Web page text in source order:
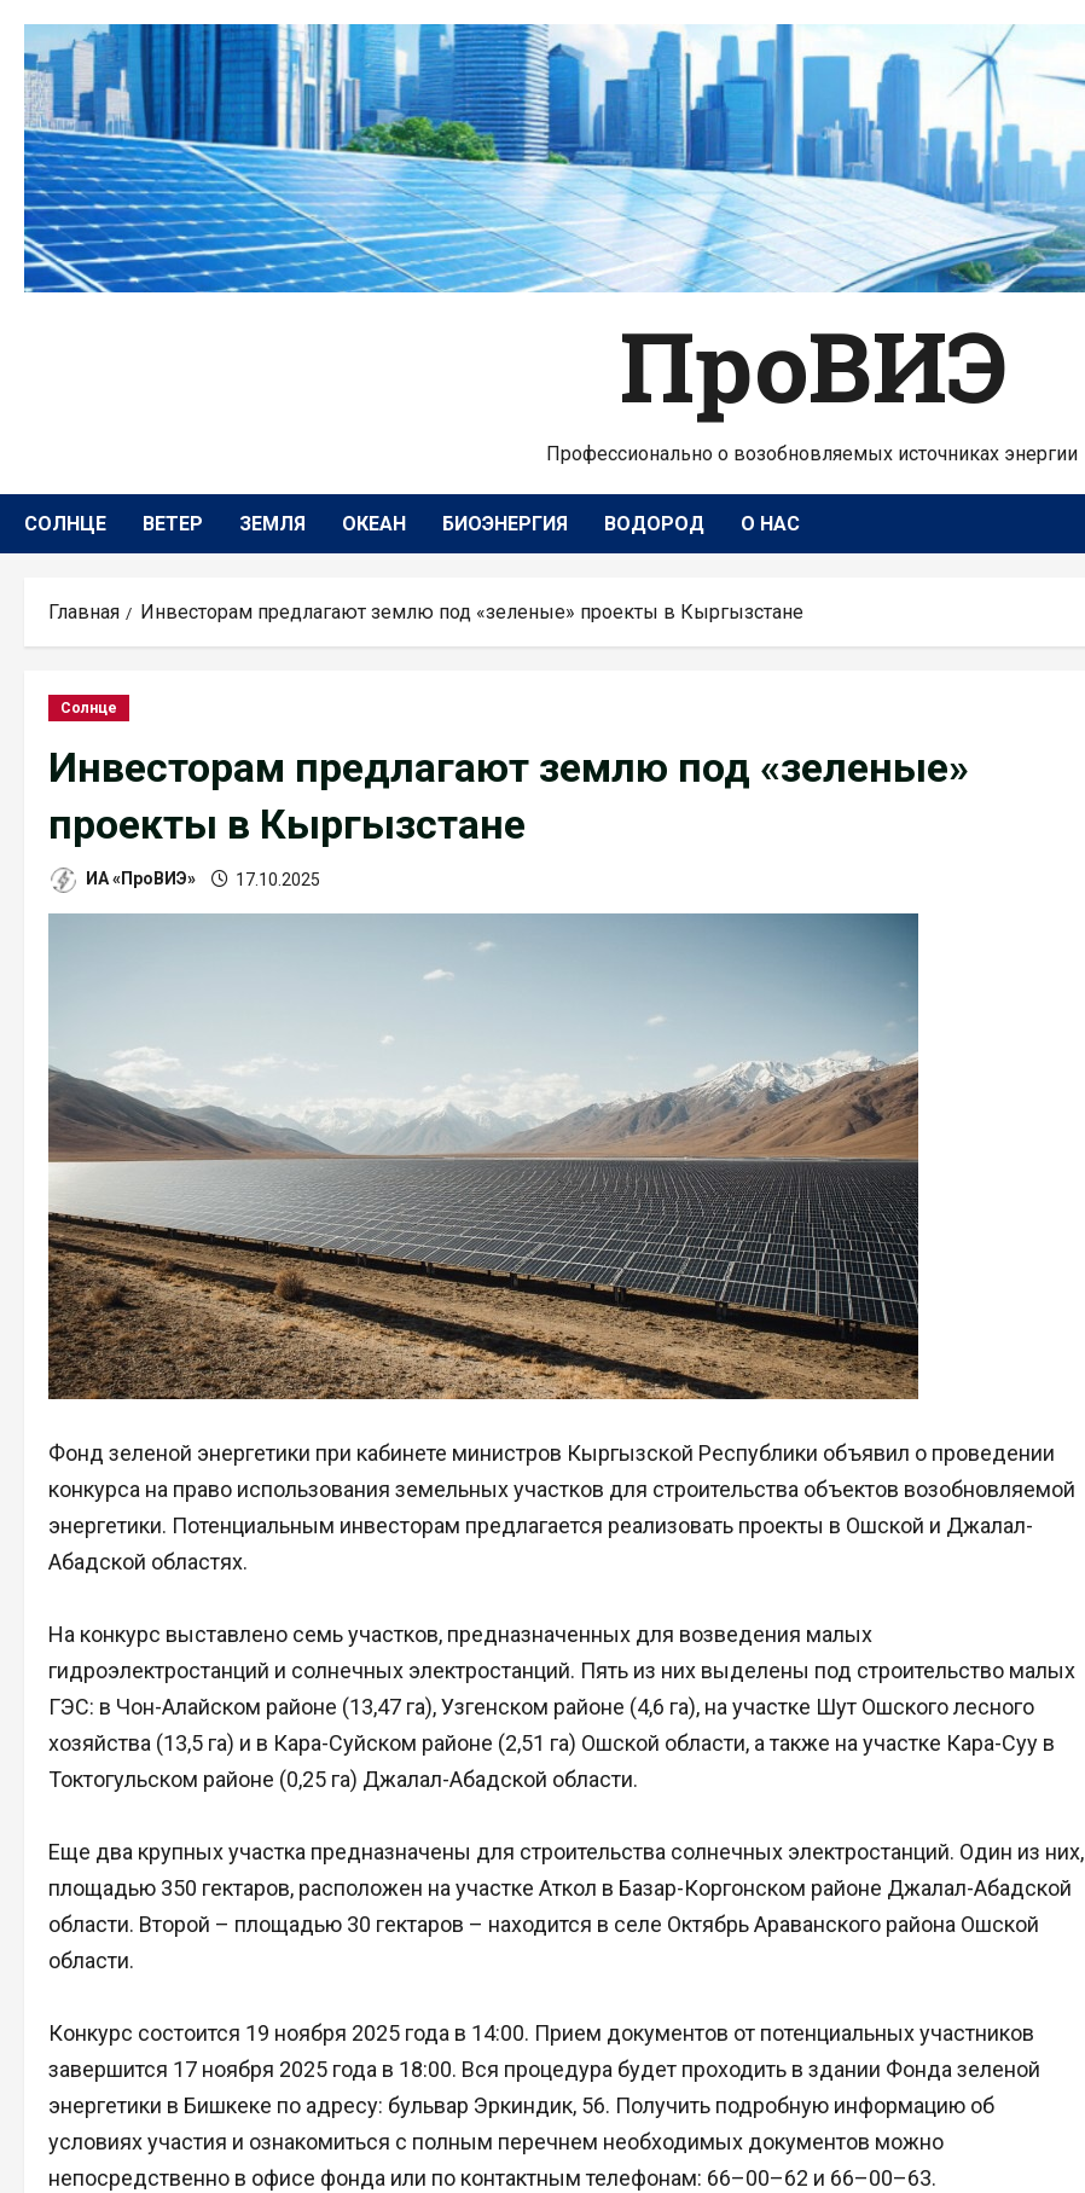
содержимому
ПроВИЭ
Профессионально о возобновляемых источниках энергии
СОЛНЦЕ ВЕТЕР ЗЕМЛЯ ОКЕАН БИОЭНЕРГИЯ ВОДОРОД О НАС
Главная Инвесторам предлагают землю под «зеленые» проекты в Кыргызстане
Солнце
Инвесторам предлагают землю под «зеленые»
проекты в Кыргызстане
ИА «ПроВИЭ» 17.10.2025
Фонд зеленой энергетики при кабинете министров Кыргызской Республики объявил о проведении
конкурса на право использования земельных участков для строительства объектов возобновляемой
энергетики. Потенциальным инвесторам предлагается реализовать проекты в Ошской и Джалал-
Абадской областях.
На конкурс выставлено семь участков, предназначенных для возведения малых
гидроэлектростанций и солнечных электростанций. Пять из них выделены под строительство малых
ГЭС: в Чон-Алайском районе (13,47 га), Узгенском районе (4,6 га), на участке Шут Ошского лесного
хозяйства (13,5 га) и в Кара-Суйском районе (2,51 га) Ошской области, а также на участке Кара-Суу в
Токтогульском районе (0,25 га) Джалал-Абадской области.
Еще два крупных участка предназначены для строительства солнечных электростанций. Один из них,
площадью 350 гектаров, расположен на участке Аткол в Базар-Коргонском районе Джалал-Абадской
области. Второй – площадью 30 гектаров – находится в селе Октябрь Араванского района Ошской
области.
Конкурс состоится 19 ноября 2025 года в 14:00. Прием документов от потенциальных участников
завершится 17 ноября 2025 года в 18:00. Вся процедура будет проходить в здании Фонда зеленой
энергетики в Бишкеке по адресу: бульвар Эркиндик, 56. Получить подробную информацию об
условиях участия и ознакомиться с полным перечнем необходимых документов можно
непосредственно в офисе фонда или по контактным телефонам: 66–00–62 и 66–00–63.